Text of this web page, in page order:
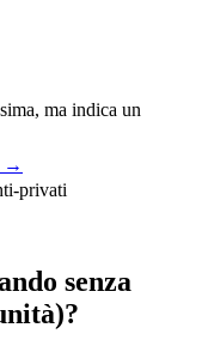
ma indica un
→
privati
senza